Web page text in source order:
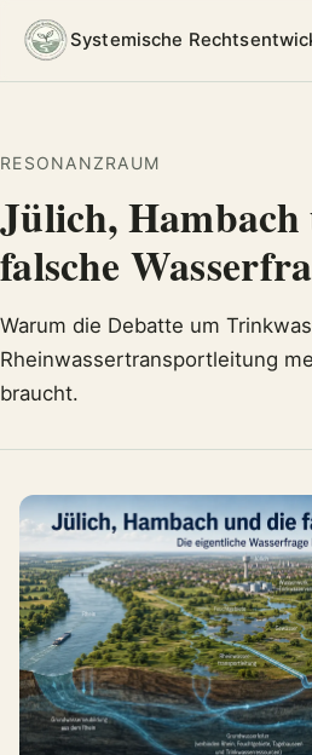
Systemische
RESONANZRAUM
Jülich,
falsche
Warum die Debatte um
Rheinwassertransportleitung
braucht.